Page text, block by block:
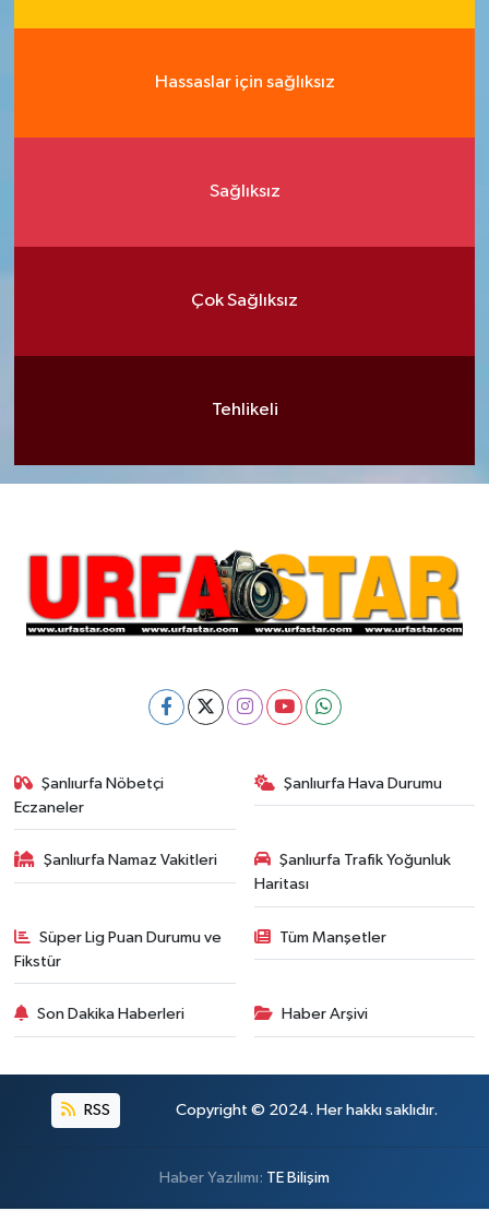
Hassaslar için sağlıksız
Sağlıksız
Çok Sağlıksız
Tehlikeli
Şanlıurfa Nöbetçi
Eczaneler
Şanlıurfa Hava Durumu
Şanlıurfa Namaz Vakitleri
Şanlıurfa Trafik Yoğunluk
Haritası
Süper Lig Puan Durumu ve
Fikstür
Tüm Manşetler
Son Dakika Haberleri Haber Arşivi
RSS Copyright © 2024. Her hakkı saklıdır.
Haber Yazılımı: TE Bilişim